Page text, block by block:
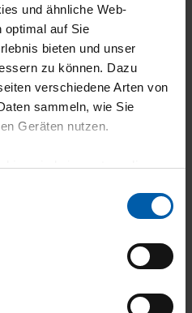
und ähnliche Web-
optimal auf Sie
bieten und unser
zu können. Dazu
verschiedene Arten von
sammeln, wie Sie
Geräten nutzen.
sind eine notwendige
etwa zur Auswahl und
Angebote, Anzeigen
04.04.2026
gern für Indoor